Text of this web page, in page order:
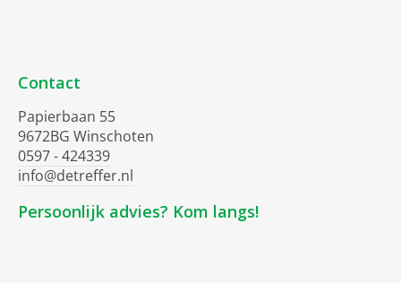
Contact
Papierbaan 55
9672BG Winschoten
0597 - 424339
info@detreffer.nl
Persoonlijk advies? Kom langs!